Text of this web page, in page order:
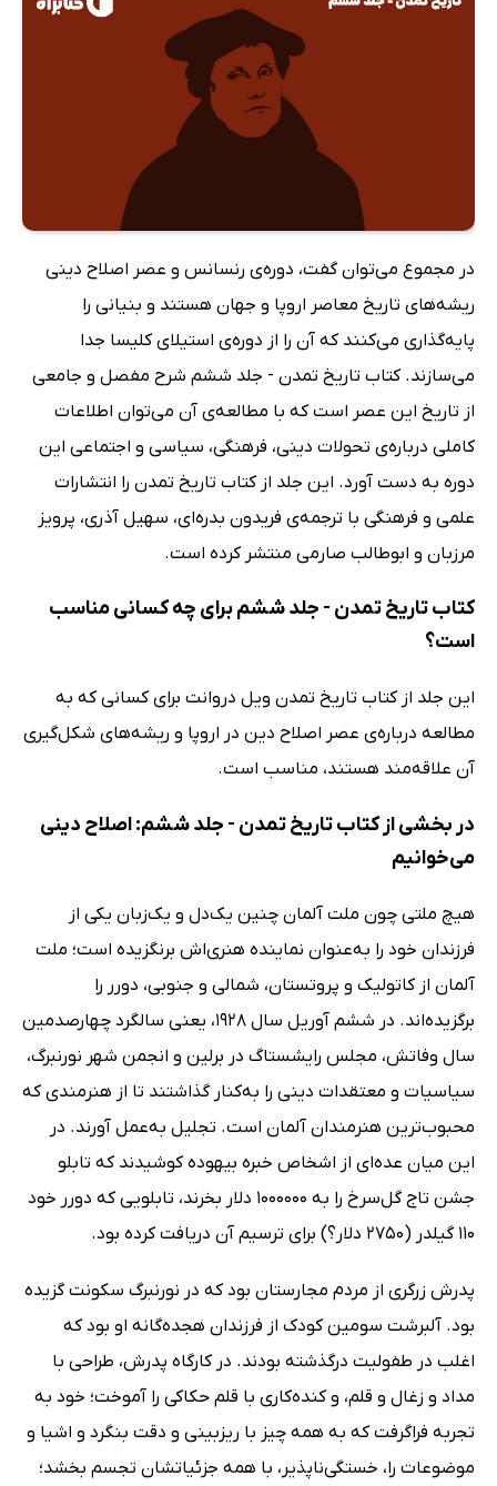
در مجموع می‌توان گفت، دوره‌ی رنسانس و عصر اصلاح دینی
ریشه‌های تاریخ معاصر اروپا و جهان هستند و بنیانی را
پایه‌گذاری می‌کنند که آن را از دوره‌‌ی استیلای کلیسا جدا
می‌سازند. کتاب تاریخ تمدن - جلد ششم شرح مفصل و جامعی
از تاریخ این عصر است که با مطالعه‌ی آن می‌توان اطلاعات
کاملی درباره‌ی تحولات دینی، فرهنگی، سیاسی و اجتماعی این
دوره به دست آورد. این جلد از کتاب تاریخ تمدن را انتشارات
علمی و فرهنگی با ترجمه‌ی فریدون بدره‌ای، سهیل آذری، پرویز
مرزبان و ابوطالب صارمی منتشر کرده است.
کتاب تاریخ تمدن - جلد ششم برای چه کسانی مناسب
است؟
این جلد از کتاب تاریخ تمدن ویل دروانت برای کسانی که به
مطالعه درباره‌ی عصر اصلاح دین در اروپا و ریشه‌های شکل‌گیری
آن علاقه‌مند هستند، مناسب است.
در بخشی از کتاب تاریخ تمدن - جلد ششم: اصلاح دینی
می‌خوانیم
هیچ ملتی چون ملت آلمان چنین یک‌دل و یک‌زبان یکی از
فرزندان خود را به‌عنوان نماینده هنری‌اش برنگزیده است؛ ملت
آلمان از کاتولیک و پروتستان، شمالی و جنوبی، دورر را
برگزیده‌اند. در ششم آوریل سال 1928، یعنی سالگرد چهارصدمین
سال وفاتش، مجلس رایشستاگ در برلین و انجمن شهر نورنبرگ،
سیاسیات و معتقدات دینی را به‌کنار گذاشتند تا از هنرمندی که
محبوب‌ترین هنرمندان آلمان است. تجلیل به‌عمل آورند. در
این میان عده‌ای از اشخاص خبره بیهوده کوشیدند که تابلو
جشن تاج گل‌سرخ را به 1000000 دلار بخرند، تابلویی که دورر خود
110 گیلدر (2750 دلار؟) برای ترسیم آن دریافت کرده بود.
پدرش زرگری از مردم مجارستان بود که در نورنبرگ سکونت گزیده
بود. آلبرشت سومین کودک از فرزندان هجده‌گانه او بود که
اغلب در طفولیت درگذشته بودند. در کارگاه پدرش، طراحی با
مداد و زغال و قلم، و کنده‌کاری با قلم حکاکی را آموخت؛ خود به
تجربه فراگرفت که به همه چیز با ریزبینی و دقت بنگرد و اشیا و
موضوعات را، خستگی‌ناپذیر، با همه جزئیاتشان تجسم بخشد؛